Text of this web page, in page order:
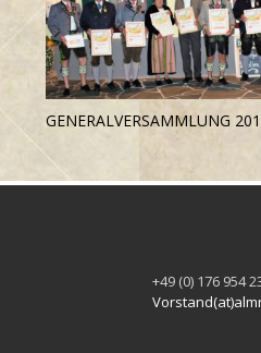
GENERALVERSAMMLUNG
+49 (0) 176 954